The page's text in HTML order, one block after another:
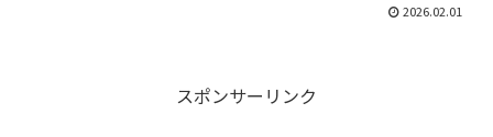
2026.02.01
スポンサーリンク